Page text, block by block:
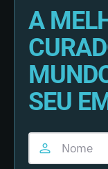
A
SEU